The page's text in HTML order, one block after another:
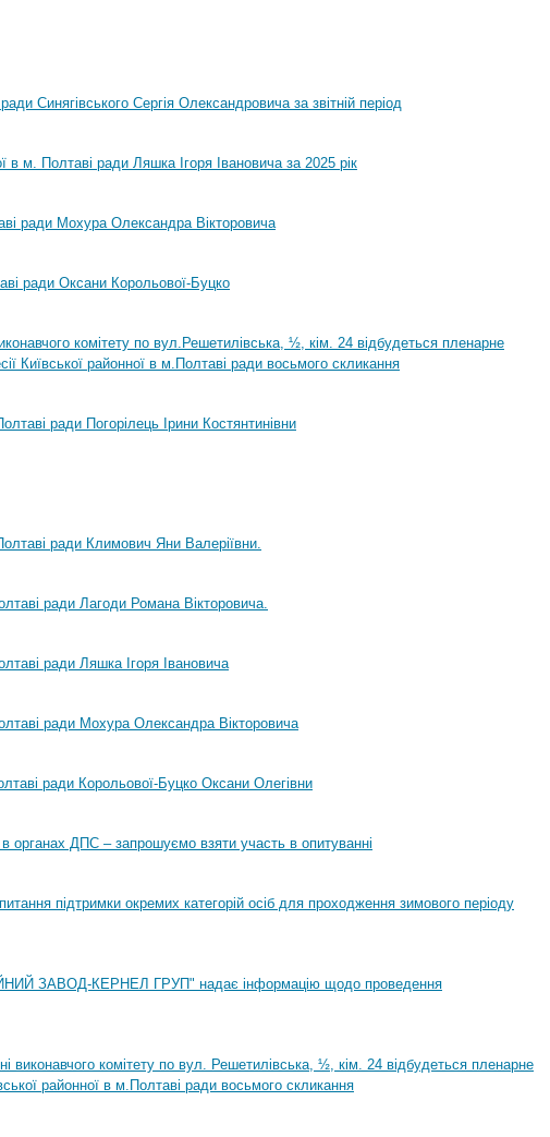
Синягівського Сергія Олександровича за звітній період
в м. Полтаві ради Ляшка Ігоря Івановича за 2025 рік
ради Мохура Олександра Вікторовича
ради Оксани Корольової-Буцко
комітету по вул.Решетилівська, ½, кім. 24 відбудеться пленарне
Київської районної в м.Полтаві ради восьмого скликання
ради Погорілець Ірини Костянтинівни
ради Климович Яни Валеріївни.
ради Лагоди Романа Вікторовича.
ради Ляшка Ігоря Івановича
ради Мохура Олександра Вікторовича
ради Корольової-Буцко Оксани Олегівни
в органах ДПС – запрошуємо взяти участь в опитуванні
підтримки окремих категорій осіб для проходження зимового періоду
ЗАВОД-КЕРНЕЛ ГРУП" надає інформацію щодо проведення
виконавчого комітету по вул. Решетилівська, ½, кім. 24 відбудеться пленарне
районної в м.Полтаві ради восьмого скликання